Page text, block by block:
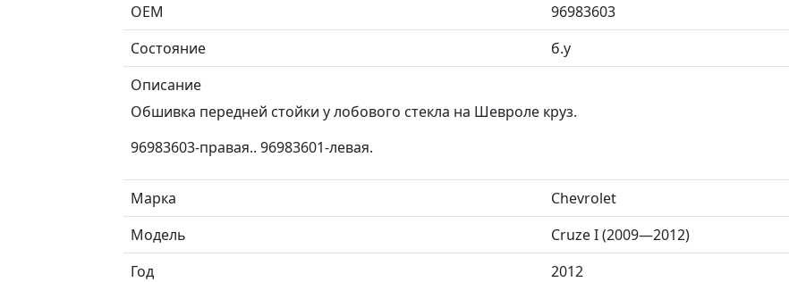
ОЕМ
96983603
Состояние
б.у
Описание
Обшивка передней стойки у лобового стекла на Шевроле круз.
96983603-правая.. 96983601-левая.
Марка
Chevrolet
Модель
Cruze I (2009—2012)
Год
2012